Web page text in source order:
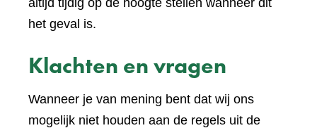
altijd tijdig op de hoogte stellen wanneer dit
het geval is.
Klachten en vragen
Wanneer je van mening bent dat wij ons
mogelijk niet houden aan de regels uit de